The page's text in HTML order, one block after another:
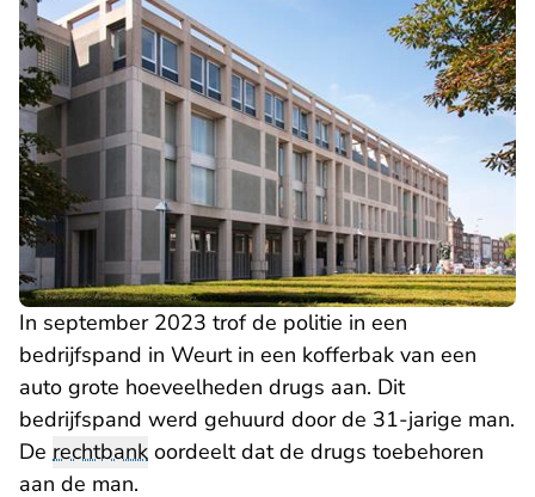
In september 2023 trof de politie in een
bedrijfspand in Weurt in een kofferbak van een
auto grote hoeveelheden drugs aan. Dit
bedrijfspand werd gehuurd door de 31-jarige man.
De rechtbank oordeelt dat de drugs toebehoren
aan de man.